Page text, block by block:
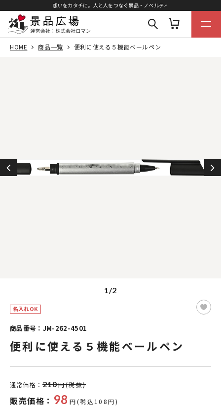
想いをカタチに。人と人をつなぐ景品・ノベルティ
HOME 商品一覧 便利に使える５機能ベールペン
1/2
名入れOK
商品番号：JM-262-4501
便利に使える５機能ベールペン
通常価格： 210円(税抜)
販売価格： 98 円(税込108円)